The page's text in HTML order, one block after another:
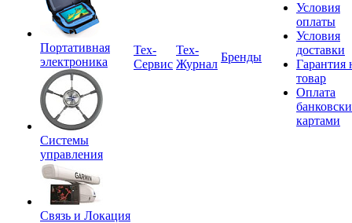
Портативная
электроника
Системы
управления
Связь и Локация
Tex-
Сервис
Тех-
Журнал
Бренды
Условия
оплаты
Условия
доставки
Гарантия
товар
Оплата
картами